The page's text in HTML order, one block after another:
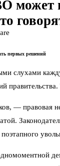
может
первых решений
слухами
— правовая